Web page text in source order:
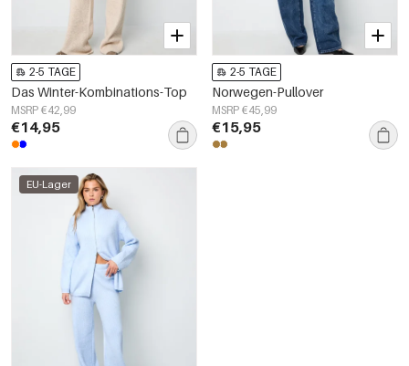
2-5 TAGE
Das Winter-Kombinations-Top
MSRP €42,99
€14,95
2-5 TAGE
Norwegen-Pullover
MSRP €45,99
€15,95
EU-Lager